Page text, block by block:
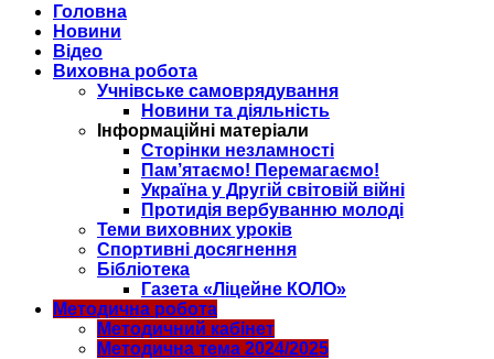
Головна
Новини
Відео
Виховна робота
Учнівське самоврядування
Новини та діяльність
Інформаційні матеріали
Сторінки незламності
Пам’ятаємо! Перемагаємо!
Україна у Другій світовій війні
Протидія вербуванню молоді
Теми виховних уроків
Спортивні досягнення
Бібліотека
Газета «Ліцейне КОЛО»
Методична робота
Методичний кабінет
Методична тема 2024/2025